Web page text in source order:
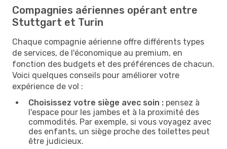
Compagnies aériennes opérant entre
Stuttgart et Turin
Chaque compagnie aérienne offre différents types
de services, de l'économique au premium, en
fonction des budgets et des préférences de chacun.
Voici quelques conseils pour améliorer votre
expérience de vol :
Choisissez votre siège avec soin : pensez à
l'espace pour les jambes et à la proximité des
commodités. Par exemple, si vous voyagez avec
des enfants, un siège proche des toilettes peut
être judicieux.